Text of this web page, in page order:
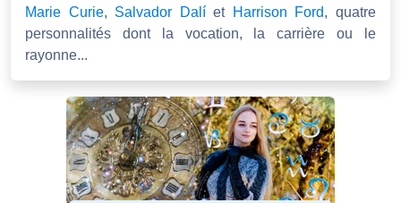
Marie Curie, Salvador Dalíet Harrison Ford, quatre
personnalités dont la vocation, la carrière ou le
rayonne...